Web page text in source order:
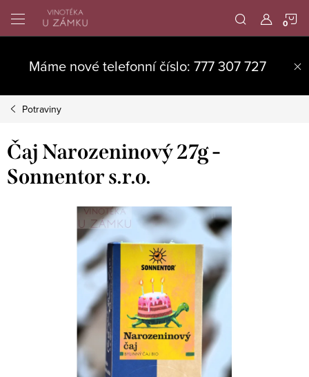
obsah
Máme nové telefonní číslo: 777 307 727
Potraviny
Čaj Narozeninový 27g -
Sonnentor s.r.o.